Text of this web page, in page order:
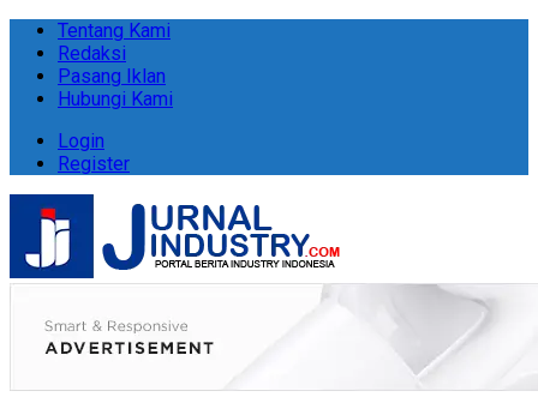
Tentang Kami
Redaksi
Pasang Iklan
Hubungi Kami
Login
Register